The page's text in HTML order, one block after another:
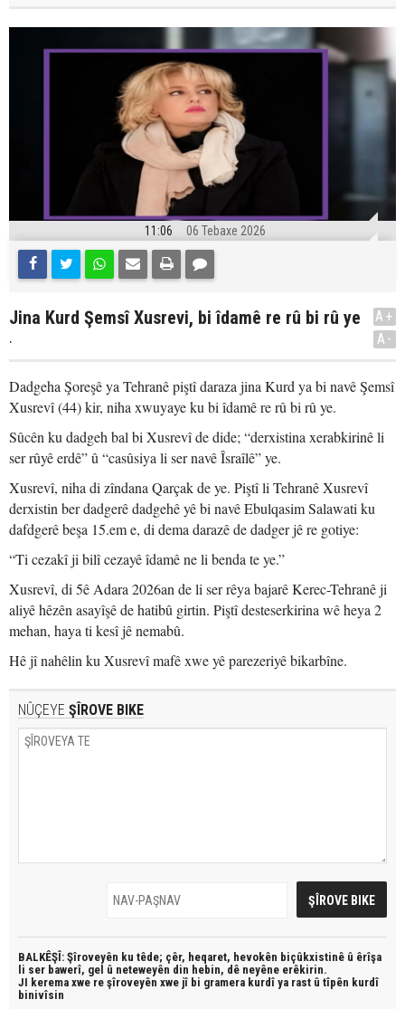
11:06 06 Tebaxe 2026
Jina Kurd Şemsî Xusrevi, bi îdamê re rû bi rû ye
.
A+
A-
Dadgeha Şoreşê ya Tehranê piştî daraza jina Kurd ya bi navê Şemsî
Xusrevî (44) kir, niha xwuyaye ku bi îdamê re rû bi rû ye.
Sûcên ku dadgeh bal bi Xusrevî de dide; “derxistina xerabkirinê li
ser rûyê erdê” û “casûsiya li ser navê Îsraîlê” ye.
Xusrevî, niha di zîndana Qarçak de ye. Piştî li Tehranê Xusrevî
derxistin ber dadgerê dadgehê yê bi navê Ebulqasim Salawati ku
dafdgerê beşa 15.em e, di dema darazê de dadger jê re gotiye:
“Ti cezakî ji bilî cezayê îdamê ne li benda te ye.”
Xusrevî, di 5ê Adara 2026an de li ser rêya bajarê Kerec-Tehranê ji
aliyê hêzên asayîşê de hatibû girtin. Piştî desteserkirina wê heya 2
mehan, haya ti kesî jê nemabû.
Hê jî nahêlin ku Xusrevî mafê xwe yê parezeriyê bikarbîne.
NÛÇEYE ŞÎROVE BIKE
BALKÊŞÎ: Şîroveyên ku têde; çêr, heqaret, hevokên biçûkxistinê û êrîşa
li ser bawerî, gel û neteweyên din hebin, dê neyêne erêkirin.
JI kerema xwe re şîroveyên xwe jî bi gramera kurdî ya rast û tîpên kurdî
binivîsin